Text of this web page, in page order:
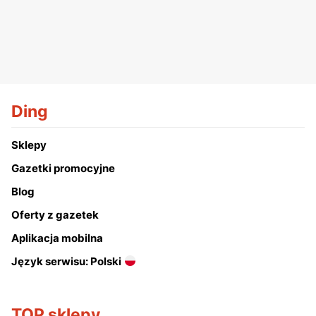
Ding
Sklepy
Gazetki promocyjne
Blog
Oferty z gazetek
Aplikacja mobilna
Język serwisu: Polski